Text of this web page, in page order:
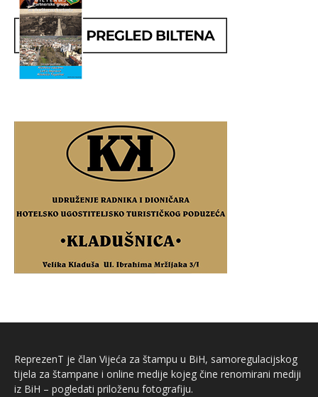
ReprezenT je član Vijeća za štampu u BiH, samoregulacijskog
tijela za štampane i online medije kojeg čine renomirani mediji
iz BiH – pogledati priloženu fotografiju.